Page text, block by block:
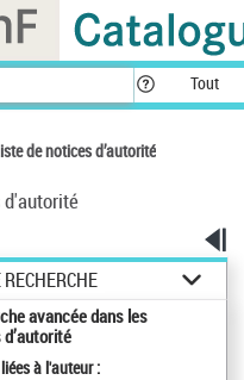
Tout
de notices d’autorité
d'autorité
avancée dans les
à l'auteur :
cookies